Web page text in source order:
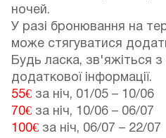
ночей.
У разі бронювання на
може стягуватися
Будь ласка, зв'яжіться
додаткової інформації.
55€ за ніч, 01/05 – 10/06
70€ за ніч, 10/06 – 06/07
100€ за ніч, 06/07 – 22/07